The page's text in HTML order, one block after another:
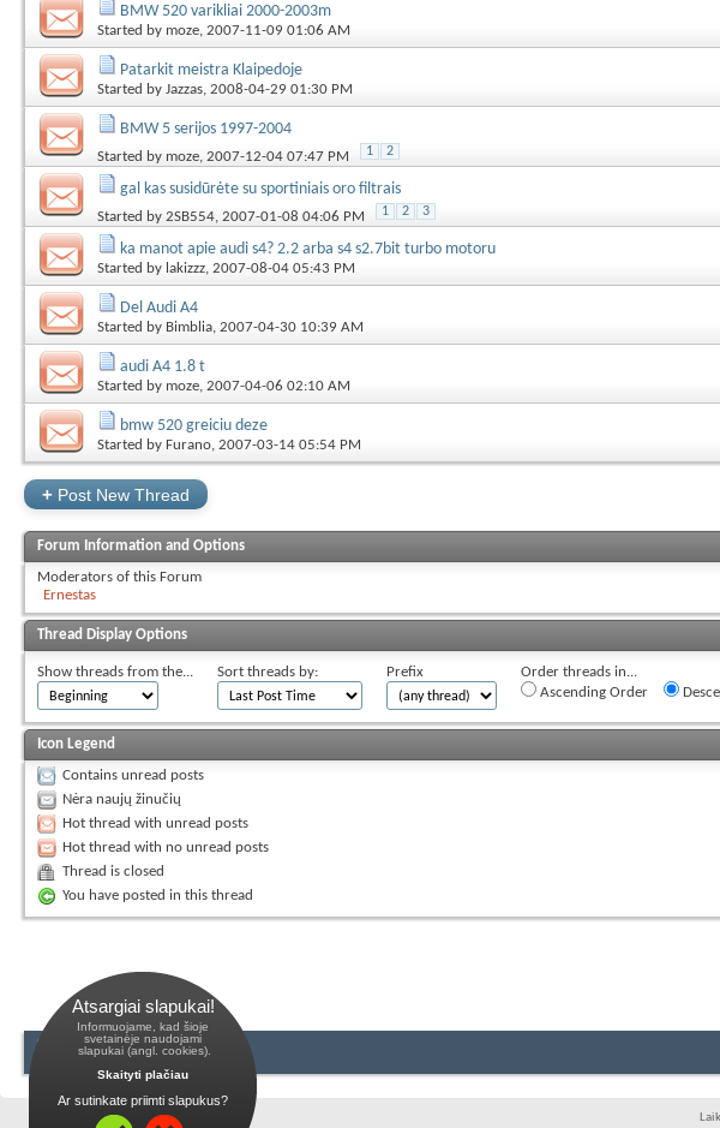
BMW 520 varikliai 2000-2003m
Started by moze , 2007-11-09 01:06 AM
Patarkit meistra Klaipedoje
Started by Jazzas , 2008-04-29 01:30 PM
BMW 5 serijos 1997-2004
Started by moze, 2007-12-04 07:47 PM 1 2
gal kas susidūrėte su sportiniais oro filtrais
Started by 2SB554, 2007-01-08 04:06 PM 1 2 3
ka manot apie audi s4? 2.2 arba s4 s2.7bit turbo motoru
Started by lakizzz, 2007-08-04 05:43 PM
Del Audi A4
Started by Bimblia, 2007-04-30 10:39 AM
audi A4 1.8 t
Started by moze, 2007-04-06 02:10 AM
bmw 520 greiciu deze
Started by Furano, 2007-03-14 05:54 PM
+ Post New Thread
Forum Information and Options
Moderators of this Forum
Ernestas
Thread Display Options
Show threads from the... Sort threads by: Prefix
Order threads in...
Ascending Order
Icon Legend
Contains unread posts
Nėra naujų žinučių
Hot thread with unread posts
Hot thread with no unread posts
Thread is closed
You have posted in this thread
Atsargiai slapukai!
Informuojame, kad šioje
svetainėje naudojami
slapukai (angl. cookies).
Skaityti plačiau
Ar sutinkate priimti slapukus?